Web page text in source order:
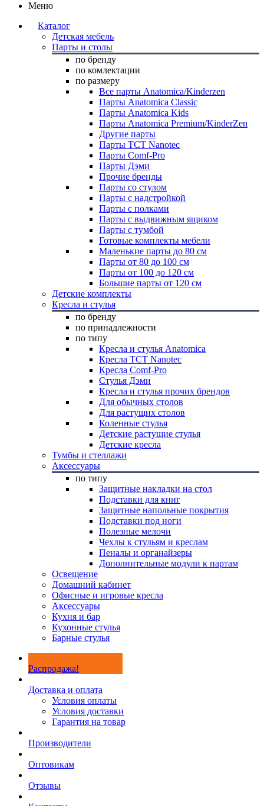
Меню
Каталог
Детская мебель
Парты и столы
по бренду
по комлектации
по размеру
Все парты Anatomica/Kinderzen
Парты Anatomica Classic
Парты Anatomica Kids
Парты Anatomica Premium/KinderZen
Другие парты
Парты TCT Nanotec
Парты Comf-Pro
Парты Дэми
Прочие бренды
Парты со стулом
Парты с надстройкой
Парты с полками
Парты с выдвижным ящиком
Парты с тумбой
Готовые комплекты мебели
Маленькие парты до 80 см
Парты от 80 до 100 см
Парты от 100 до 120 см
Большие парты от 120 см
Детские комплекты
Кресла и стулья
по бренду
по принадлежности
по типу
Кресла и стулья Anatomica
Кресла TCT Nanotec
Кресла Comf-Pro
Стулья Дэми
Кресла и стулья прочих брендов
Для обычных столов
Для растущих столов
Коленные стулья
Детские растущие стулья
Детские кресла
Тумбы и стеллажи
Аксессуары
по типу
Защитные накладки на стол
Подставки для книг
Защитные напольные покрытия
Подставки под ноги
Полезные мелочи
Чехлы к стульям и креслам
Пеналы и органайзеры
Дополнительные модули к партам
Освещение
Домашний кабинет
Офисные и игровые кресла
Аксессуары
Кухня и бар
Кухонные стулья
Барные стулья
Распродажа!
Доставка и оплата
Условия оплаты
Условия доставки
Гарантия на товар
Производители
Оптовикам
Отзывы